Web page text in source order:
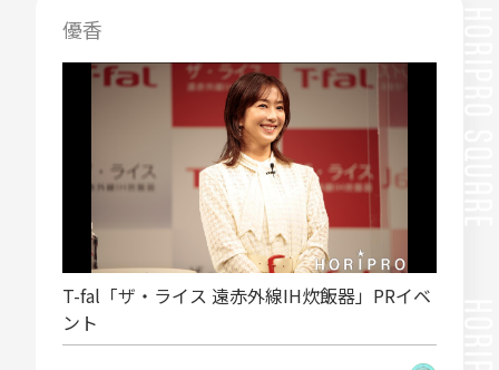
優香
T-fal「ザ・ライス 遠赤外線IH炊飯器」PRイベ
ント